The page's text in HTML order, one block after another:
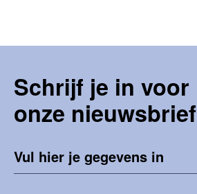
Schrijf je in voor
onze nieuwsbrief
Vul hier je gegevens in